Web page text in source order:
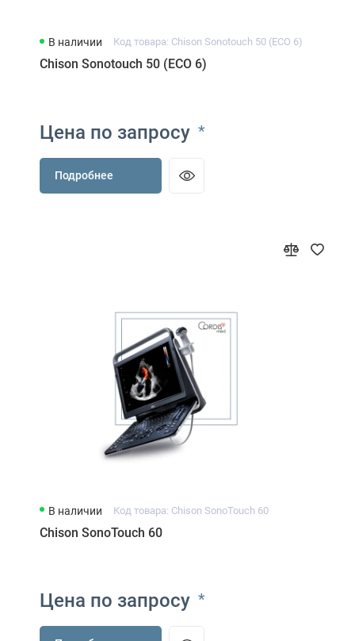
В наличии Код товара: Chison Sonotouch 50 (ECO 6)
Chison Sonotouch 50 (ECO 6)
Цена по запросу *
Подробнее
В наличии Код товара: Chison SonoTouch 60
Chison SonoTouch 60
Цена по запросу *